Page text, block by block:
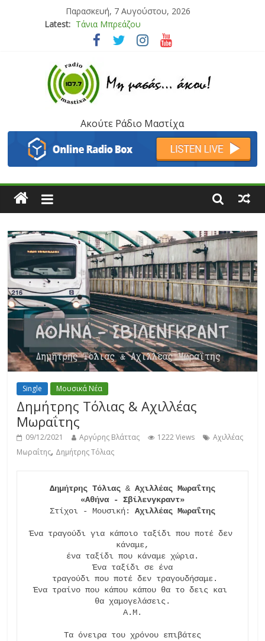
Παρασκευή, 7 Αυγούστου, 2026
Latest: Bliss
Μάνος Τρυπιάς & Γιώργος Στρατάκης
Ιορδάνης Αγαπητός
Μαριάννα Μασάδη
Τάνια Μπρεάζου
Ακούτε Ράδιο Μαστίχα
Single Μουσικά Νέα
Δημήτρης Τόλιας & Αχιλλέας
Μωραΐτης
09/12/2021 Αργύρης Βλάττας 1222 Views
Αχιλλέας
Μωραΐτης, Δημήτρης Τόλιας
Δημήτρης Τόλιας & Αχιλλέας Μωραΐτης
«Αθήνα - Σβίλενγκραντ»
Στίχοι - Μουσική: Αχιλλέας Μωραΐτης
Ένα τραγούδι για κάποιο ταξίδι που ποτέ δεν
κάναμε,
ένα ταξίδι που κάναμε χώρια.
Ένα ταξίδι σε ένα
Ένα τραίνο που κάπου κάπου θα το δεις και
θα χαμογελάσεις.
Α.Μ.
Τα όνειρα του χρόνου επιβάτες